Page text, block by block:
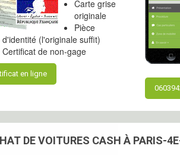
Carte grise
originale
Pièce
d'identité (l'originale suffit)
Certificat de non-gage
en ligne
DE VOITURES CASH À PARIS-